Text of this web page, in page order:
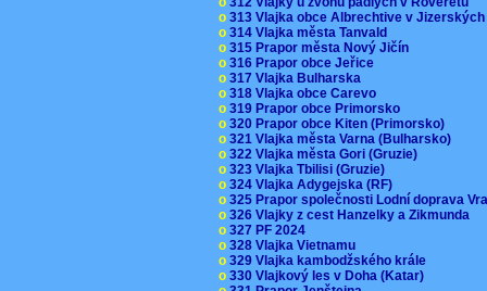
o 313 Vlajka obce Albrechtive v
o 314 Vlajka města Tanvald
o 315 Prapor města Nový Jičín
o 316 Prapor obce Jeřice
o 317 Vlajka Bulharska
o 318 Vlajka obce Carevo
o 319 Prapor obce Primorsko
o 320 Prapor obce Kiten (Primorsko)
o 321 Vlajka města Varna (Bulharsko)
o 322 Vlajka města Gori (Gruzie)
o 323 Vlajka Tbilisi (Gruzie)
o 324 Vlajka Adygejska (RF)
o 325 Prapor společnosti Lodní doprava
o 326 Vlajky z cest Hanzelky a Zikmunda
o 327 PF 2024
o 328 Vlajka Vietnamu
o 329 Vlajka kambodžského krále
o 330 Vlajkový les v Doha (Katar)